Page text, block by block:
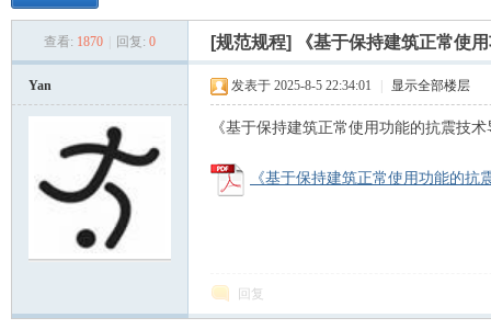
索
› ›
查看: 1870 回复: 0 [规范规程] 《基于保持建筑正常使
Yan 发表于 2025-8-5 22:34:01 显示全部楼层
《基于保持建筑正常使用功能的抗震技
《基于保持建筑正常使用功能的抗
回复